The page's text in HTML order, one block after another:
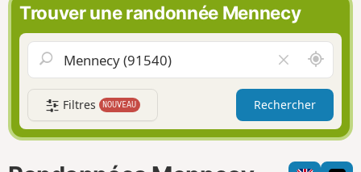
n
d
o
l
a
i
g
Trouver une randonnée Mennecy
i
d
e
r
l
e
A
u
t
u
r
d
Filtres NOUVEAU Rechercher